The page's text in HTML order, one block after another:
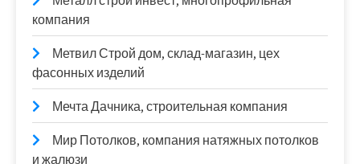
компания
Метвил Строй дом, склад-магазин, цех
фасонных изделий
Мечта Дачника, строительная компания
Мир Потолков, компания натяжных потолков
и жалюзи